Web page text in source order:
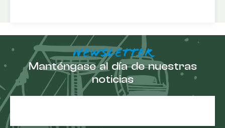
NEWSLETTER
Manténgase al día de nuestras
noticias